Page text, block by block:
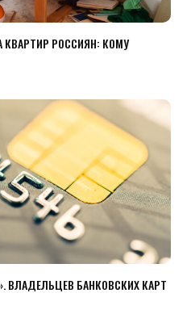
КВАРТИР РОССИЯН: КОМУ
ВЛАДЕЛЬЦЕВ БАНКОВСКИХ КАРТ